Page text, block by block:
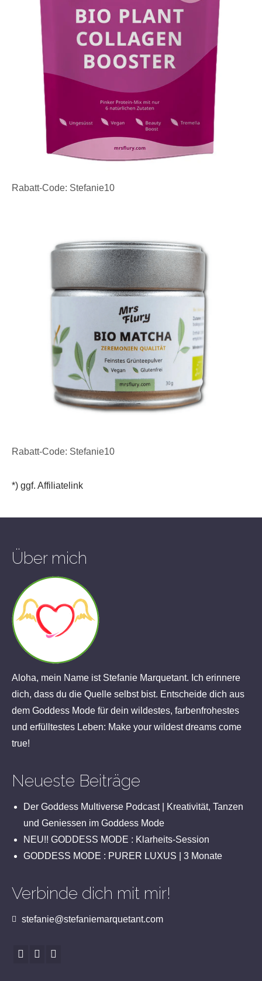
Rabatt-Code: Stefanie10
Rabatt-Code: Stefanie10
*) ggf. Affiliatelink
Über mich
Aloha, mein Name ist Stefanie Marquetant. Ich erinnere
dich, dass du die Quelle selbst bist. Entscheide dich aus
dem Goddess Mode für dein wildestes, farbenfrohestes
und erfülltestes Leben: Make your wildest dreams come
true!
Neueste Beiträge
Der Goddess Multiverse Podcast | Kreativität, Tanzen
und Geniessen im Goddess Mode
NEU!! GODDESS MODE : Klarheits-Session
GODDESS MODE : PURER LUXUS | 3 Monate
Verbinde dich mit mir!
stefanie@stefaniemarquetant.com